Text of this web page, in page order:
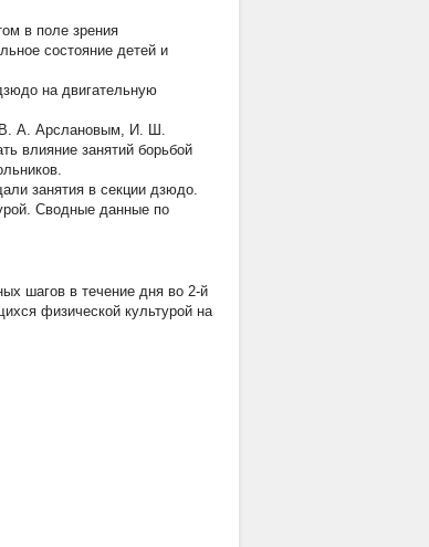
в поле зрения
состояние детей и
на двигательную
В. А. Арслановым, И. Ш.
влияние занятий борьбой
занятия в секции дзюдо.
Сводные данные по
шагов в течение дня во 2-й
физической культурой на